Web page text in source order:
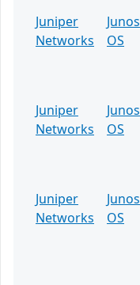
Juniper
Networks
Junos
OS
Juniper
Networks
Junos
OS
Juniper
Networks
Junos
OS